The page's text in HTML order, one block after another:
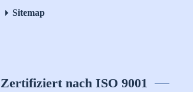
Sitemap
Zertifiziert nach ISO 9001